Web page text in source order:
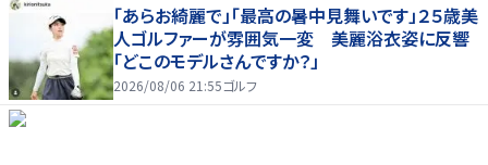
「あらお綺麗で」「最高の暑中見舞いです」２５歳美
人ゴルファーが雰囲気一変 美麗浴衣姿に反響
「どこのモデルさんですか？」
2026/08/06 21:55ゴルフ